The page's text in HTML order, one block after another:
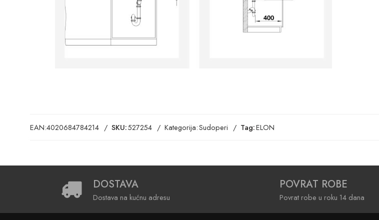
EAN:4020684784214 SKU:527254 Kategorija:Sudoperi Tag:ELON
DOSTAVA
Dostava na kućnu adresu
POVRAT ROBE
Povrat robe u roku 14 dana